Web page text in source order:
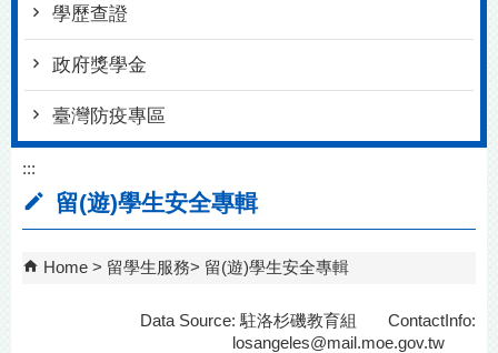
學歷查證
政府獎學金
臺灣防疫專區
:::
留(遊)學生安全專輯
Home 留學生服務 留(遊)學生安全專輯
Data Source: 駐洛杉磯教育組 ContactInfo:
losangeles@mail.moe.gov.tw